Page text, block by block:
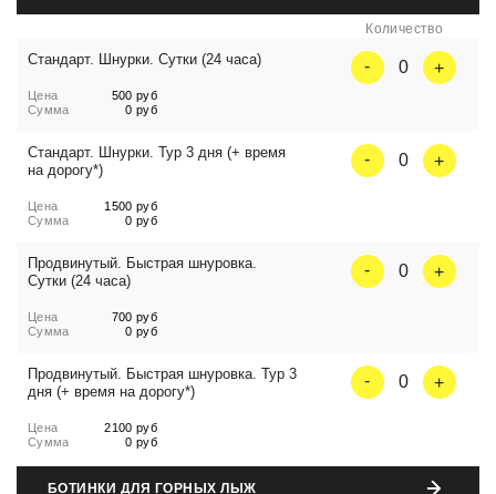
Количество
Стандарт. Шнурки. Сутки (24 часа)
Цена
500 руб
Сумма
0 руб
0
Стандарт. Шнурки. Тур 3 дня (+ время
на дорогу*)
Цена
1500 руб
Сумма
0 руб
0
Продвинутый. Быстрая шнуровка.
Сутки (24 часа)
Цена
700 руб
Сумма
0 руб
0
Продвинутый. Быстрая шнуровка. Тур 3
дня (+ время на дорогу*)
Цена
2100 руб
Сумма
0 руб
0
БОТИНКИ ДЛЯ ГОРНЫХ ЛЫЖ